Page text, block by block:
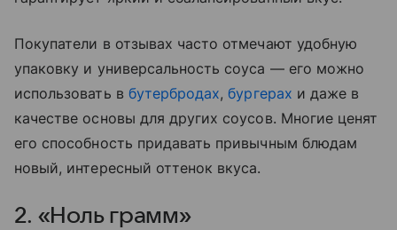
Покупатели в отзывах часто отмечают удобную
упаковку и универсальность соуса — его можно
использовать в бутербродах,бургерах и даже в
качестве основы для других соусов. Многие ценят
его способность придавать привычным блюдам
новый, интересный оттенок вкуса.
2. «Ноль грамм»